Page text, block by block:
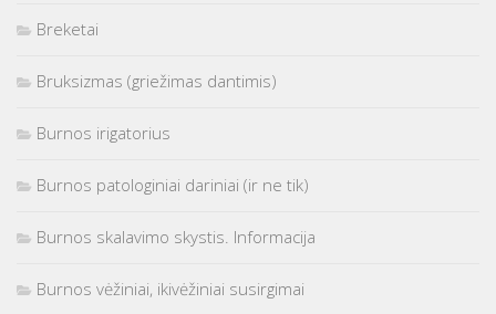
Breketai
Bruksizmas (griežimas dantimis)
Burnos irigatorius
Burnos patologiniai dariniai (ir ne tik)
Burnos skalavimo skystis. Informacija
Burnos vėžiniai, ikivėžiniai susirgimai